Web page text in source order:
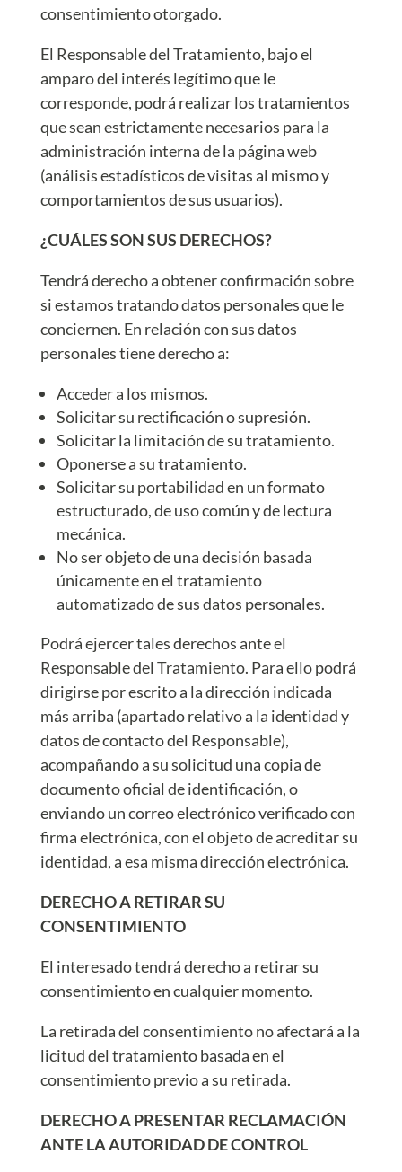
consentimiento otorgado.
El Responsable del Tratamiento, bajo el
amparo del interés legítimo que le
corresponde, podrá realizar los tratamientos
que sean estrictamente necesarios para la
administración interna de la página web
(análisis estadísticos de visitas al mismo y
comportamientos de sus usuarios).
¿CUÁLES SON SUS DERECHOS?
Tendrá derecho a obtener confirmación sobre
si estamos tratando datos personales que le
conciernen. En relación con sus datos
personales tiene derecho a:
Acceder a los mismos.
Solicitar su rectificación o supresión.
Solicitar la limitación de su tratamiento.
Oponerse a su tratamiento.
Solicitar su portabilidad en un formato
estructurado, de uso común y de lectura
mecánica.
No ser objeto de una decisión basada
únicamente en el tratamiento
automatizado de sus datos personales.
Podrá ejercer tales derechos ante el
Responsable del Tratamiento. Para ello podrá
dirigirse por escrito a la dirección indicada
más arriba (apartado relativo a la identidad y
datos de contacto del Responsable),
acompañando a su solicitud una copia de
documento oficial de identificación, o
enviando un correo electrónico verificado con
firma electrónica, con el objeto de acreditar su
identidad, a esa misma dirección electrónica.
DERECHO A RETIRAR SU
CONSENTIMIENTO
El interesado tendrá derecho a retirar su
consentimiento en cualquier momento.
La retirada del consentimiento no afectará a la
licitud del tratamiento basada en el
consentimiento previo a su retirada.
DERECHO A PRESENTAR RECLAMACIÓN
ANTE LA AUTORIDAD DE CONTROL